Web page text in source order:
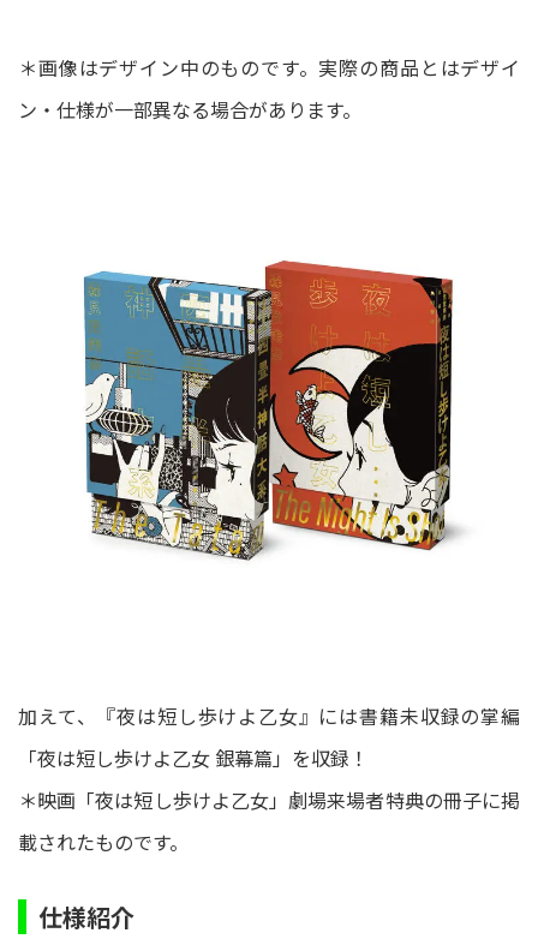
＊画像はデザイン中のものです。実際の商品とはデザイ
ン・仕様が一部異なる場合があります。
加えて、『夜は短し歩けよ乙女』には書籍未収録の掌編
「夜は短し歩けよ乙女 銀幕篇」を収録！
＊映画「夜は短し歩けよ乙女」劇場来場者特典の冊子に掲
載されたものです。
仕様紹介